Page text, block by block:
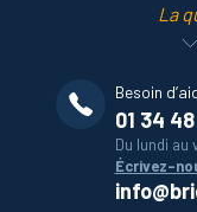
La
Besoin
01 34
Du lundi au
Écrivez-